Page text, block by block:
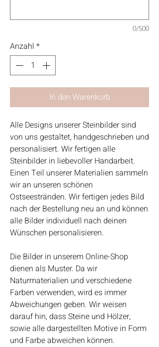
0/500
Anzahl *
In den Warenkorb
Alle Designs unserer Steinbilder sind
von uns gestaltet, handgeschrieben und
personalisiert. Wir fertigen alle
Steinbilder in liebevoller Handarbeit.
Einen Teil unserer Materialien sammeln
wir an unseren schönen
Ostseestränden. Wir fertigen jedes Bild
nach der Bestellung neu an und können
alle Bilder individuell nach deinen
Wünschen personalisieren.
Die Bilder in unserem Online-Shop
dienen als Muster. Da wir
Naturmaterialien und verschiedene
Farben verwenden, wird es immer
Abweichungen geben. Wir weisen
darauf hin, dass Steine und Hölzer,
sowie alle dargestellten Motive in Form
und Farbe abweichen können.